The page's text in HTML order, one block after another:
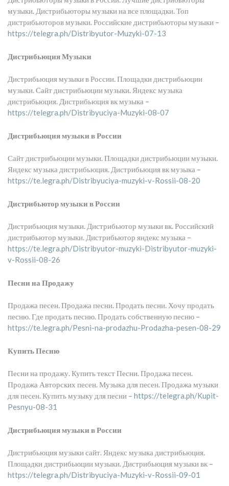
музыки. Дистрибьюторы музыки на все площадки. Топ
дистрибьюторов музыки. Российские дистрибьюторы музыки –
https://telegra.ph/Distribyutor-Muzyki-07-13
Дистрибьюция Музыки
Дистрибьюция музыки в России. Площадки дистрибьюции
музыки. Сайт дистрибьюции музыки. Яндекс музыка
дистрибьюция. Дистрибьюция вк музыка –
https://telegra.ph/Distribyuciya-Muzyki-08-07
Дистрибьюция музыки в России
Сайт дистрибьюции музыки. Площадки дистрибьюции музыки.
Яндекс музыка дистрибьюция. Дистрибьюция вк музыка –
https://te.legra.ph/Distribyuciya-muzyki-v-Rossii-08-20
Дистрибьютор музыки в России
Дистрибьюция музыки. Дистрибьютор музыки вк. Российский
дистрибьютор музыки. Дистрибьютор яндекс музыка –
https://te.legra.ph/Distribyutor-muzyki-Distribyutor-muzyki-
v-Rossii-08-26
Песни на Продажу
Продажа песен. Продажа песни. Продать песни. Хочу продать
песню. Где продать песню. Продать собственную песню –
https://te.legra.ph/Pesni-na-prodazhu-Prodazha-pesen-08-29
Купить Песню
Песни на продажу. Купить текст Песни. Продажа песен.
Продажа Авторских песен. Музыка для песен. Продажа музыки
для песен. Купить музыку для песни – https://telegra.ph/Kupit-
Pesnyu-08-31
Дистрибьюция музыки в России
Дистрибьюция музыки сайт. Яндекс музыка дистрибьюция.
Площадки дистрибьюции музыки. Дистрибьюция музыки вк –
https://telegra.ph/Distribyuciya-Muzyki-v-Rossii-09-01